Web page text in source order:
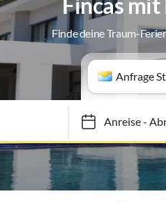
Finde deine Traum-
Anfrage
Anreise-